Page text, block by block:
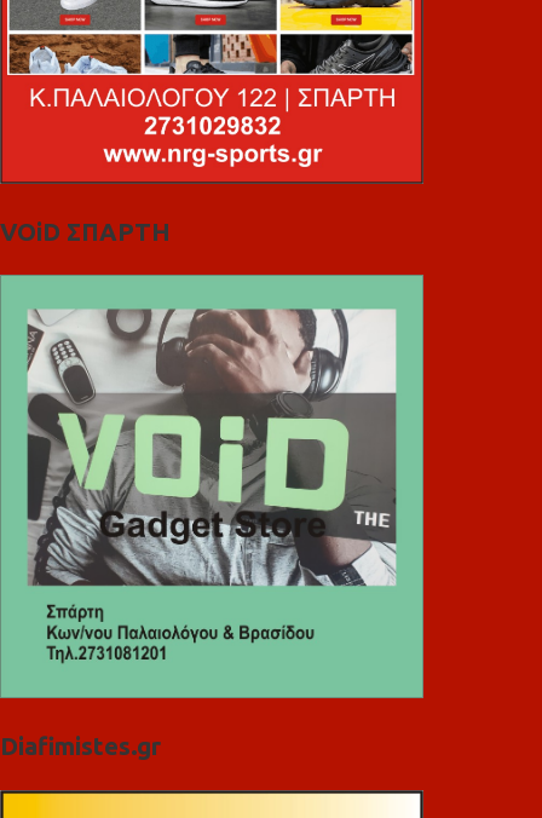
VOiD ΣΠΑΡΤΗ
Diafimistes.gr